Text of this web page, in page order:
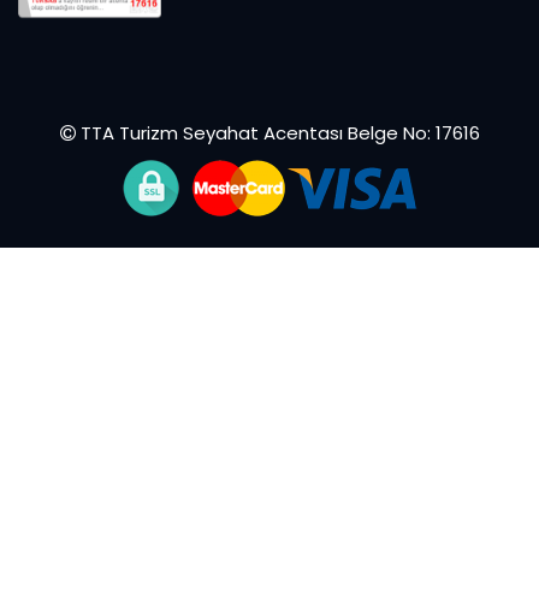
TTA Turizm Seyahat Acentası Belge No: 17616